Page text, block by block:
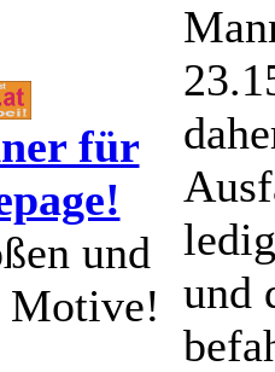
für
und
Motive! und